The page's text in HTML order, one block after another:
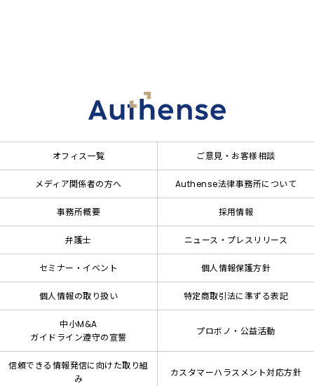
オフィス一覧 ご意見・お客様相談
メディア関係者の方へ Authense法律事務所について
事務所概要 採用情報
弁護士 ニュース・プレスリリース
セミナー・イベント 個人情報保護方針
個人情報の取り扱い 特定商取引法に準ずる表記
中小M&A
ガイドライン遵守の宣誓
プロボノ・公益活動
信頼できる情報発信に向けた取り組
み
カスタマーハラスメント対応方針